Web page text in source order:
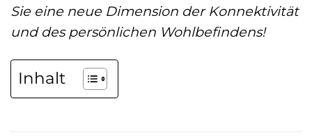
Sie eine neue Dimension der Konnektivität
und des persönlichen Wohlbefindens!
Inhalt